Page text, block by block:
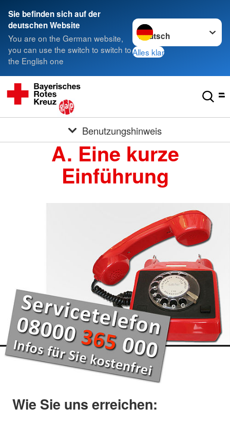
Sie befinden sich auf der
deutschen Website
You are on the German website,
you can use the switch to switch to
the English one
Sprache wechseln zu
Alles klar
Benutzungshinweis
A. Eine kurze
Einführung
Wie Sie uns erreichen: